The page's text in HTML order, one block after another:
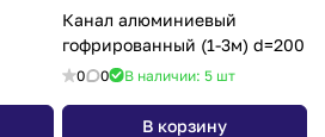
Канал алюминиевый
гофрированный (1-3м) d=200
0 0 В наличии: 5 шт
В корзину